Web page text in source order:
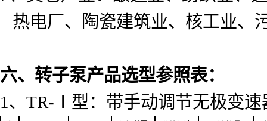
热电厂、陶瓷建筑业、核工业、
六、转子泵产品选型参照表：
1 、 TR-Ⅰ型：带手动调节无极变速